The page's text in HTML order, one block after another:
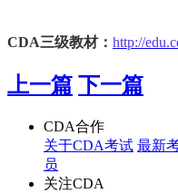
CDA三级教材： http://
上一篇 下一篇
CDA合作
关于CDA考试 最新
员
关注CDA